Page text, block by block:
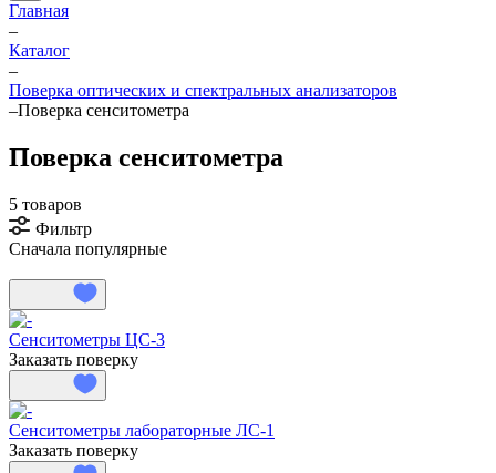
Главная
–
Каталог
–
Поверка оптических и спектральных анализаторов
–Поверка сенситометра
Поверка сенситометра
5 товаров
Фильтр
Сначала популярные
Сенситометры ЦС-3
Заказать поверку
Сенситометры лабораторные ЛС-1
Заказать поверку